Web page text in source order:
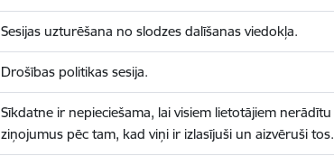
Sesijas uzturēšana no slodzes dalīšanas viedokļa.
Drošības politikas sesija.
Sīkdatne ir nepieciešama, lai visiem lietotājiem nerādītu
ziņojumus pēc tam, kad viņi ir izlasījuši un aizvēruši tos.